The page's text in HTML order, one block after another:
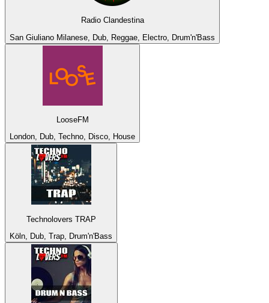
Radio Clandestina
San Giuliano Milanese, Dub, Reggae, Electro, Drum'n'Bass
LooseFM
London, Dub, Techno, Disco, House
Technolovers TRAP
Köln, Dub, Trap, Drum'n'Bass